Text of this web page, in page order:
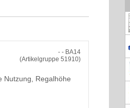
- - BA14
(Artikelgruppe 51910)
Nutzung, Regalhöhe